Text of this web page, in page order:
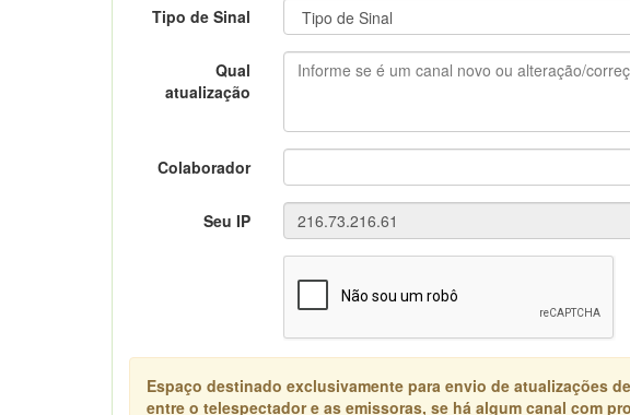
Tipo de Sinal
Qual
atualização
Colaborador
Seu IP
Espaço destinado exclusivamente para envio de atualizações
entre o telespectador e as emissoras, se há algum canal com